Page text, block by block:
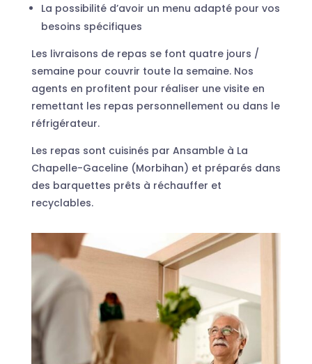
La possibilité d’avoir un menu adapté pour vos
besoins spécifiques
Les livraisons de repas se font quatre jours /
semaine pour couvrir toute la semaine. Nos
agents en profitent pour réaliser une visite en
remettant les repas personnellement ou dans le
réfrigérateur.
Les repas sont cuisinés par Ansamble à La
Chapelle-Gaceline (Morbihan) et préparés dans
des barquettes prêts à réchauffer et
recyclables.